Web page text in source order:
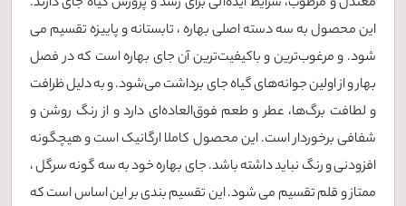
این محصول به سه دسته اصلی بهاره ، تابستانه و پاییزه تقسیم می
شود. و مرغوب‌ترین و باکیفیت‌ترین آن جای بهاره است که در فصل
بهار و از اولین جوانه‌های گیاه جای برداشت می‌شود. و به دلیل ظرافت
و لطافت برگ‌ها، عطر و طعم فوق‌العاده‌ای دارد و از رنگ روشن و
شفافی برخوردار است. این محصول کاملا ارگانیک است و هیچگونه
افزودنی و رنگ نباید داشته باشد. جای بهاره خود به سه گونه سرگل ،
ممتاز و قلم تقسیم می شود. این تقسیم بندی بر این اساس است که